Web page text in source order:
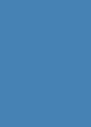
találtál
Berlinbe
lehetőségeket,
és végül itt
formális)
izgalmas